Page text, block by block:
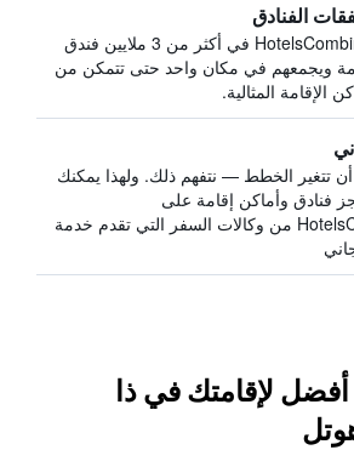
الفنادق
يبحث HotelsCombined في أكثر من 3 ملايين فندق
ويجمعهم في مكان واحد حتى تتمكن من
الإقامة المثالية.
أن تتغير الخطط — نتفهم ذلك. ولهذا يمكنك
فنادق وأماكن إقامة على
HotelsCombined من وكالات السفر التي تقدم خدمة
أفضل لإقامتك في ذا